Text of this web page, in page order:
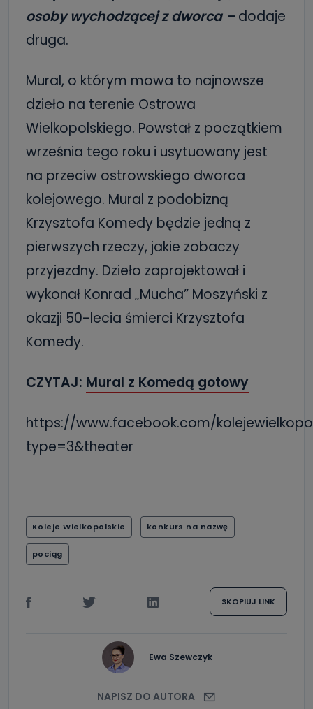
osoby wychodzącej z dworca –dodaje
druga.
Mural, o którym mowa to najnowsze
dzieło na terenie Ostrowa
Wielkopolskiego. Powstał z początkiem
września tego roku i usytuowany jest
na przeciw ostrowskiego dworca
kolejowego. Mural z podobizną
Krzysztofa Komedy będzie jedną z
pierwszych rzeczy, jakie zobaczy
przyjezdny. Dzieło zaprojektował i
wykonał Konrad „Mucha” Moszyński z
okazji 50-lecia śmierci Krzysztofa
Komedy.
CZYTAJ: Mural z Komedą gotowy
https://www.facebook.com/
type=3&theater
Koleje Wielkopolskie konkurs na nazwę
pociąg
SKOPIUJ LINK
Ewa Szewczyk
NAPISZ DO AUTORA